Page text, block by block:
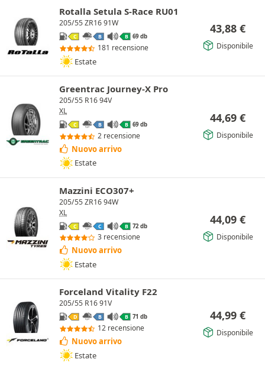
Rotalla Setula S-Race RU01
205/55 ZR16 91W
C B B 69 db
181 recensione
Estate
43,88 €
Disponibile
Greentrac Journey-X Pro
205/55 R16 94V
XL
C B B 69 db
2 recensione
Nuovo arrivo
Estate
44,69 €
Disponibile
Mazzini ECO307+
205/55 ZR16 94W
XL
C C B 72 db
3 recensione
Nuovo arrivo
Estate
44,09 €
Disponibile
Forceland Vitality F22
205/55 R16 91V
D B B 71 db
12 recensione
Nuovo arrivo
Estate
44,99 €
Disponibile